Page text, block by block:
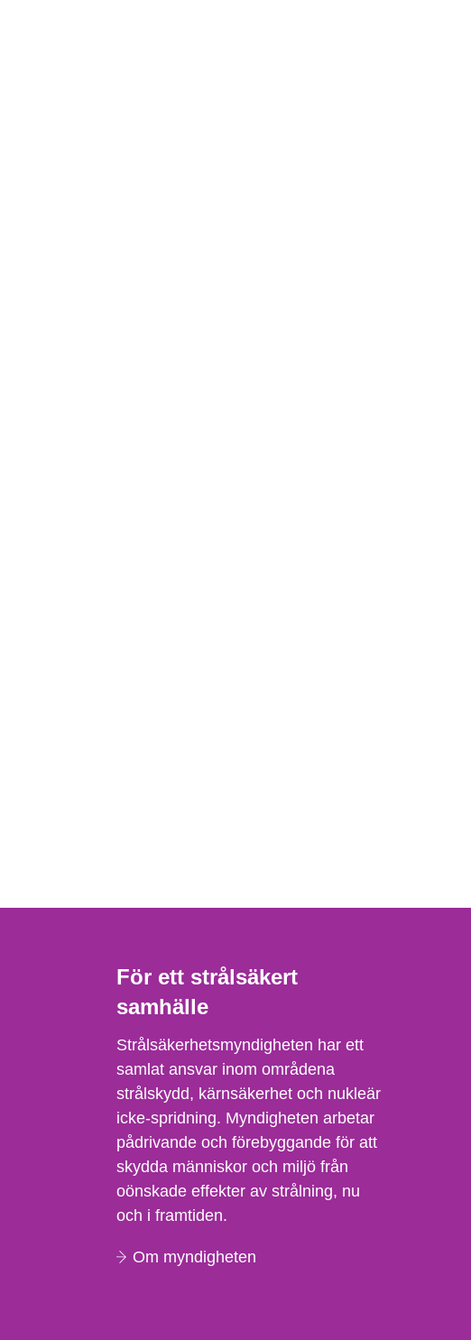
För ett strålsäkert
samhälle
Strålsäkerhetsmyndigheten har ett
samlat ansvar inom områdena
strålskydd, kärnsäkerhet och nukleär
icke-spridning. Myndigheten arbetar
pådrivande och förebyggande för att
skydda människor och miljö från
oönskade effekter av strålning, nu
och i framtiden.
Om myndigheten